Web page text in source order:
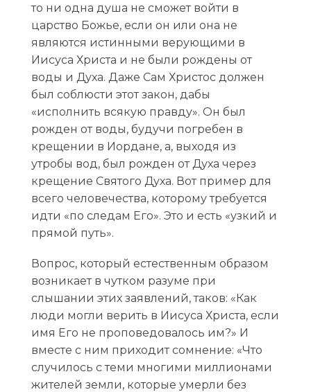
то ни одна душа не сможет войти в
царство Божье, если он или она не
являются истинными верующими в
Иисуса Христа и не были рождены от
воды и Духа. Даже Сам Христос должен
был соблюсти этот закон, дабы
«исполнить всякую правду». Он был
рожден от воды, будучи погребен в
крещении в Иордане, а, выходя из
утробы вод, был рожден от Духа через
крещение Святого Духа. Вот пример для
всего человечества, которому требуется
идти «по следам Его». Это и есть «узкий и
прямой путь».
Вопрос, который естественным образом
возникает в чутком разуме при
слышании этих заявлений, таков: «Как
люди могли верить в Иисуса Христа, если
имя Его не проповедовалось им?» И
вместе с ним приходит сомнение: «Что
случилось с теми многими миллионами
жителей земли, которые умерли без